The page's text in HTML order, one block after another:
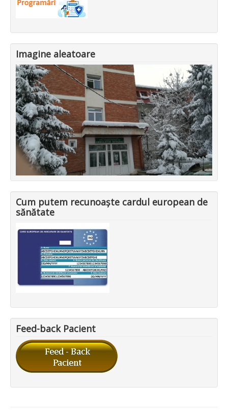
Imagine aleatoare
Cum putem recunoaște cardul european de
sănătate
Feed-back Pacient